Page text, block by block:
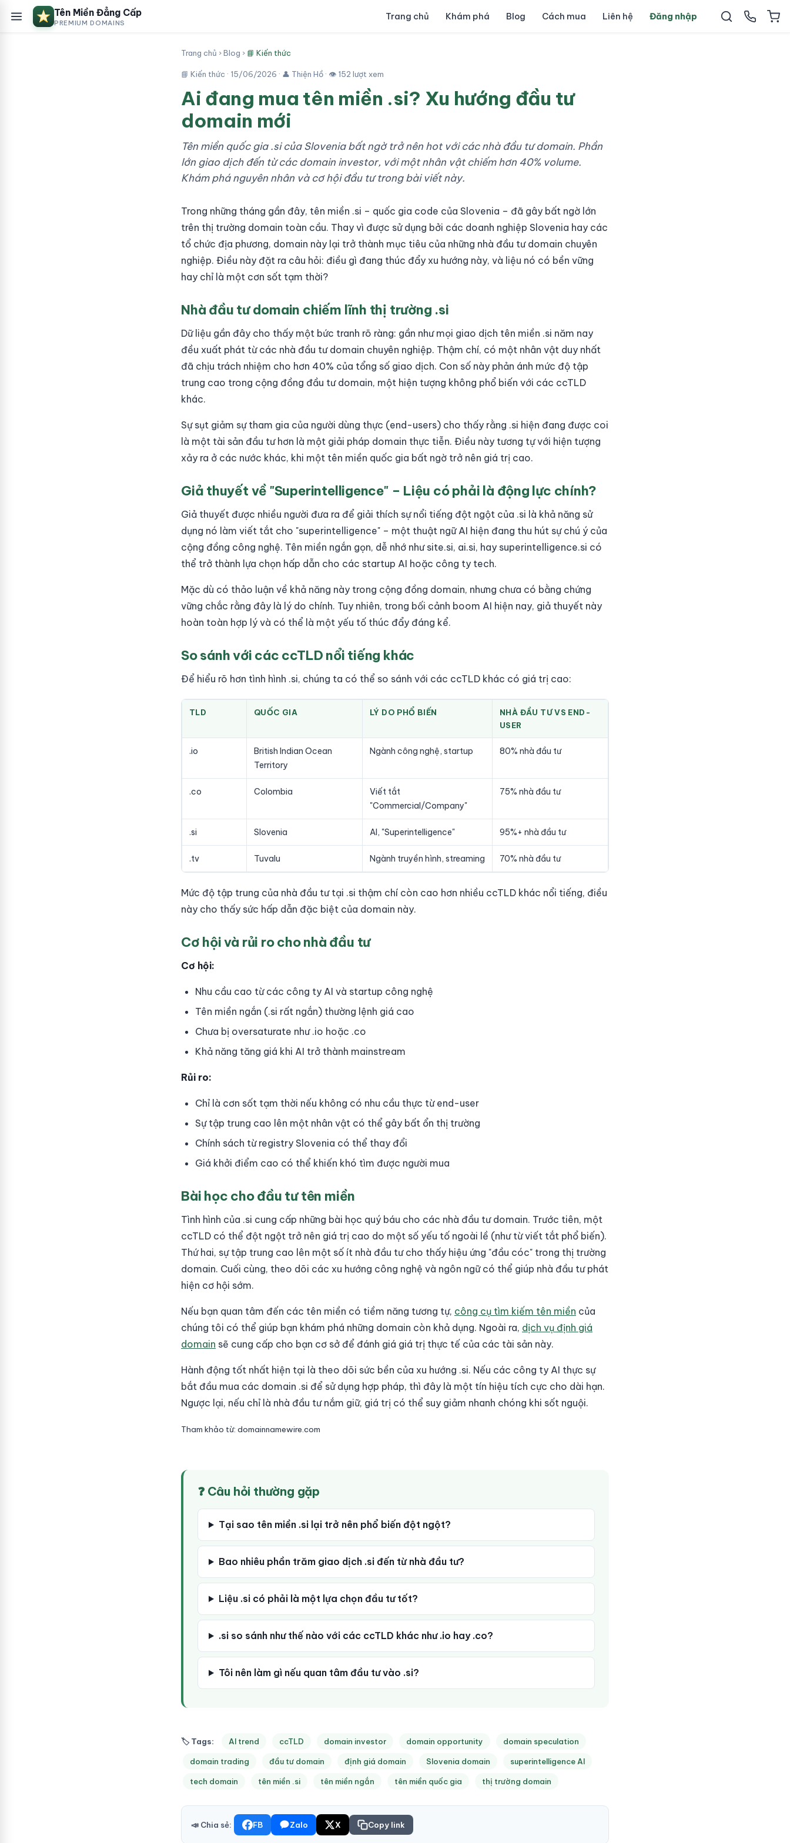
Tên Miền Đẳng Cấp
PREMIUM DOMAINS
Trang chủ Khám phá Blog Cách mua Liên hệ Đăng nhập
Trang chủ ›Blog › 📘 Kiến thức
📘 Kiến thức · 15/06/2026 · 👤 Thiện Hồ · 👁 152 lượt xem
Ai đang mua tên miền .si? Xu hướng đầu tư
domain mới
Tên miền quốc gia .si của Slovenia bất ngờ trở nên hot với các nhà đầu tư domain. Phần
lớn giao dịch đến từ các domain investor, với một nhân vật chiếm hơn 40% volume.
Khám phá nguyên nhân và cơ hội đầu tư trong bài viết này.
Trong những tháng gần đây, tên miền .si – quốc gia code của Slovenia – đã gây bất ngờ lớn
trên thị trường domain toàn cầu. Thay vì được sử dụng bởi các doanh nghiệp Slovenia hay các
tổ chức địa phương, domain này lại trở thành mục tiêu của những nhà đầu tư domain chuyên
nghiệp. Điều này đặt ra câu hỏi: điều gì đang thúc đẩy xu hướng này, và liệu nó có bền vững
hay chỉ là một cơn sốt tạm thời?
Nhà đầu tư domain chiếm lĩnh thị trường .si
Dữ liệu gần đây cho thấy một bức tranh rõ ràng: gần như mọi giao dịch tên miền .si năm nay
đều xuất phát từ các nhà đầu tư domain chuyên nghiệp. Thậm chí, có một nhân vật duy nhất
đã chịu trách nhiệm cho hơn 40% của tổng số giao dịch. Con số này phản ánh mức độ tập
trung cao trong cộng đồng đầu tư domain, một hiện tượng không phổ biến với các ccTLD
khác.
Sự sụt giảm sự tham gia của người dùng thực (end-users) cho thấy rằng .si hiện đang được coi
là một tài sản đầu tư hơn là một giải pháp domain thực tiễn. Điều này tương tự với hiện tượng
xảy ra ở các nước khác, khi một tên miền quốc gia bất ngờ trở nên giá trị cao.
Giả thuyết về "Superintelligence" – Liệu có phải là động lực chính?
Giả thuyết được nhiều người đưa ra để giải thích sự nổi tiếng đột ngột của .si là khả năng sử
dụng nó làm viết tắt cho "superintelligence" – một thuật ngữ AI hiện đang thu hút sự chú ý của
cộng đồng công nghệ. Tên miền ngắn gọn, dễ nhớ như site.si, ai.si, hay superintelligence.si có
thể trở thành lựa chọn hấp dẫn cho các startup AI hoặc công ty tech.
Mặc dù có thảo luận về khả năng này trong cộng đồng domain, nhưng chưa có bằng chứng
vững chắc rằng đây là lý do chính. Tuy nhiên, trong bối cảnh boom AI hiện nay, giả thuyết này
hoàn toàn hợp lý và có thể là một yếu tố thúc đẩy đáng kể.
So sánh với các ccTLD nổi tiếng khác
Để hiểu rõ hơn tình hình .si, chúng ta có thể so sánh với các ccTLD khác có giá trị cao:
TLD QUỐC GIA LÝ DO PHỔ BIẾN
NHÀ ĐẦU TƯ VS END-
USER
.io
British Indian Ocean
Territory
Ngành công nghệ, startup 80% nhà đầu tư
.co Colombia
Viết tắt
"Commercial/Company"
75% nhà đầu tư
.si Slovenia AI, "Superintelligence" 95%+ nhà đầu tư
.tv Tuvalu Ngành truyền hình, streaming 70% nhà đầu tư
Mức độ tập trung của nhà đầu tư tại .si thậm chí còn cao hơn nhiều ccTLD khác nổi tiếng, điều
này cho thấy sức hấp dẫn đặc biệt của domain này.
Cơ hội và rủi ro cho nhà đầu tư
Cơ hội:
Nhu cầu cao từ các công ty AI và startup công nghệ
Tên miền ngắn (.si rất ngắn) thường lệnh giá cao
Chưa bị oversaturate như .io hoặc .co
Khả năng tăng giá khi AI trở thành mainstream
Rủi ro:
Chỉ là cơn sốt tạm thời nếu không có nhu cầu thực từ end-user
Sự tập trung cao lên một nhân vật có thể gây bất ổn thị trường
Chính sách từ registry Slovenia có thể thay đổi
Giá khởi điểm cao có thể khiến khó tìm được người mua
Bài học cho đầu tư tên miền
Tình hình của .si cung cấp những bài học quý báu cho các nhà đầu tư domain. Trước tiên, một
ccTLD có thể đột ngột trở nên giá trị cao do một số yếu tố ngoài lề (như từ viết tắt phổ biến).
Thứ hai, sự tập trung cao lên một số ít nhà đầu tư cho thấy hiệu ứng "đầu cóc" trong thị trường
domain. Cuối cùng, theo dõi các xu hướng công nghệ và ngôn ngữ có thể giúp nhà đầu tư phát
hiện cơ hội sớm.
Nếu bạn quan tâm đến các tên miền có tiềm năng tương tự, công cụ tìm kiếm tên miền của
chúng tôi có thể giúp bạn khám phá những domain còn khả dụng. Ngoài ra, dịch vụ định giá
domain sẽ cung cấp cho bạn cơ sở để đánh giá giá trị thực tế của các tài sản này.
Hành động tốt nhất hiện tại là theo dõi sức bền của xu hướng .si. Nếu các công ty AI thực sự
bắt đầu mua các domain .si để sử dụng hợp pháp, thì đây là một tín hiệu tích cực cho dài hạn.
Ngược lại, nếu chỉ là nhà đầu tư nắm giữ, giá trị có thể suy giảm nhanh chóng khi sốt nguội.
Tham khảo từ: domainnamewire.com
❓ Câu hỏi thường gặp
Tại sao tên miền .si lại trở nên phổ biến đột ngột?
Bao nhiêu phần trăm giao dịch .si đến từ nhà đầu tư?
Liệu .si có phải là một lựa chọn đầu tư tốt?
.si so sánh như thế nào với các ccTLD khác như .io hay .co?
Tôi nên làm gì nếu quan tâm đầu tư vào .si?
🏷 Tags: AI trend ccTLD domain investor domain opportunity domain speculation
domain trading đầu tư domain định giá domain Slovenia domain superintelligence AI
tech domain tên miền .si tên miền ngắn tên miền quốc gia thị trường domain
📣 Chia sẻ: FB Zalo X Copy link